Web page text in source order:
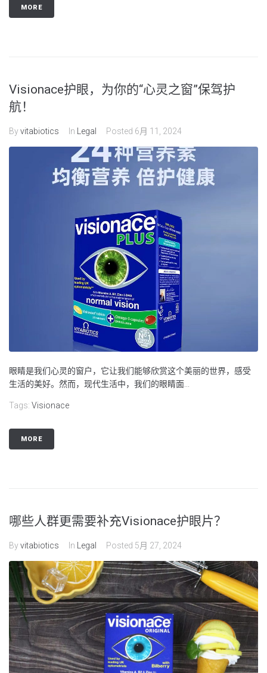
MORE
Visionace护眼，为你的“心灵之窗”保驾护
航！
Byvitabiotics In Legal Posted 6月 11, 2024
眼睛是我们心灵的窗户，它让我们能够欣赏这个美丽的世界，感受
生活的美好。然而，现代生活中，我们的眼睛面...
Tags: Visionace
MORE
哪些人群更需要补充Visionace护眼片？
Byvitabiotics In Legal Posted 5月 27, 2024